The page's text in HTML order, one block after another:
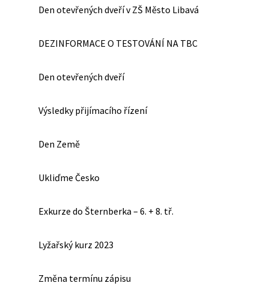
Den otevřených dveří v ZŠ Město Libavá
DEZINFORMACE O TESTOVÁNÍ NA TBC
Den otevřených dveří
Výsledky přijímacího řízení
Den Země
Ukliďme Česko
Exkurze do Šternberka – 6. + 8. tř.
Lyžařský kurz 2023
Změna termínu zápisu